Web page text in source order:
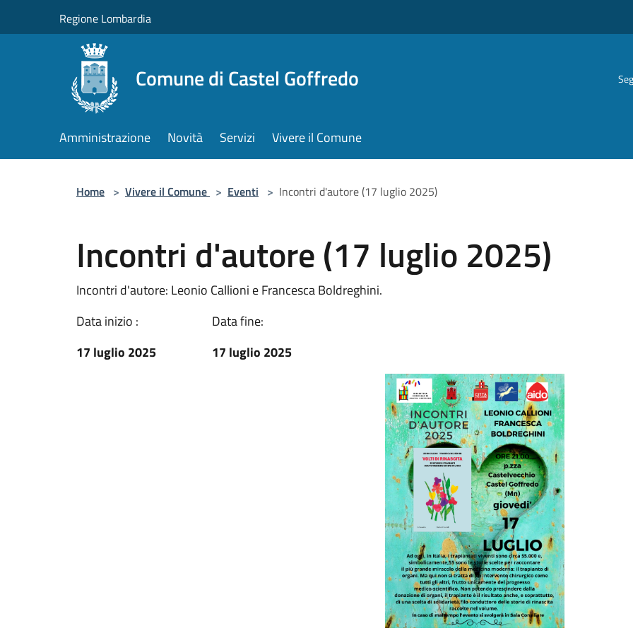
Regione Lombardia
Comune di Castel Goffredo
Amministrazione Novità Servizi Vivere il Comune
Home > Vivere il Comune > Eventi > Incontri d'autore (17 luglio 2025)
Incontri d'autore (17 luglio 2025)
Incontri d'autore: Leonio Callioni e Francesca Boldreghini.
Data inizio :
17 luglio 2025
Data fine:
17 luglio 2025